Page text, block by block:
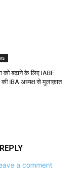
को बढ़ाने के लिए IABF
की IBA अध्यक्ष से मुलाक़ात
a comment